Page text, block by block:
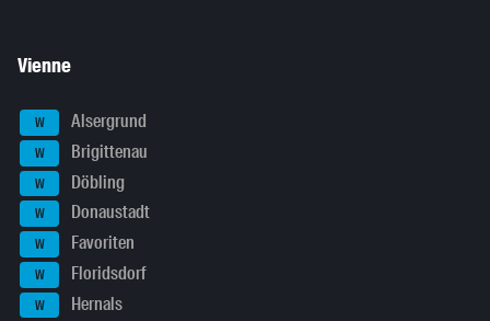
Vienne
W Alsergrund
W Brigittenau
W Döbling
W Donaustadt
W Favoriten
W Floridsdorf
W Hernals